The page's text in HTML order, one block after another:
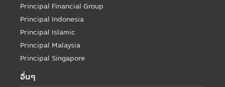
Principal Financial Group
Principal Indonesia
Principal Islamic
Principal Malaysia
Principal Singapore
อื่นๆ